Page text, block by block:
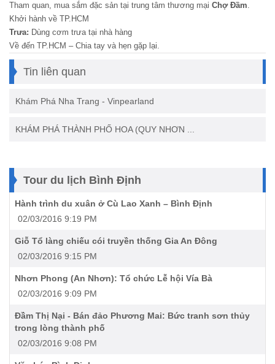
Tham quan, mua sắm đặc sản tại trung tâm thương mại Chợ Đầm.
Khởi hành về TP.HCM
Trưa: Dùng cơm trưa tại nhà hàng
Về đến TP.HCM – Chia tay và hẹn gặp lại.
Tin liên quan
Khám Phá Nha Trang - Vinpearland
KHÁM PHÁ THÀNH PHỐ HOA (QUY NHƠN ...
Tour du lịch Bình Định
Hành trình du xuân ở Cù Lao Xanh – Bình Định
02/03/2016 9:19 PM
Giỗ Tổ làng chiếu cói truyền thống Gia An Đông
02/03/2016 9:15 PM
Nhơn Phong (An Nhơn): Tổ chức Lễ hội Vía Bà
02/03/2016 9:09 PM
Đầm Thị Nại - Bán đảo Phương Mai: Bức tranh sơn thủy
trong lòng thành phố
02/03/2016 9:08 PM